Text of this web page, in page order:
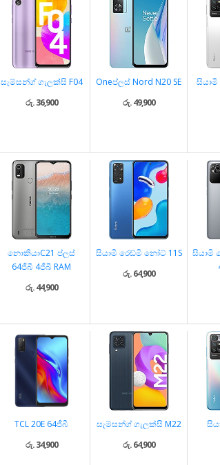
සැම්සන්ග් ගැලක්සි F04
රු. 36,900
Oneප්ලස් Nord N20 SE
රු. 49,900
සියාමි
නොකියාC21 ප්ලස්
64ජීබී 4ජීබී RAM
රු. 44,900
සියාමි රෙඩ්මි නෝට් 11S
රු. 64,900
සියාමි
TCL 20E 64ජීබී
රු. 34,900
සැම්සන්ග් ගැලක්සි M22
රු. 64,900